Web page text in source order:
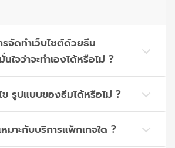
รจัดทำเว็บไซต์ด้วยธีม
ใจว่าจะทำเองได้หรือไม่ ?
รูปแบบของธีมได้หรือไม่ ?
าะกับบริการแพ็กเกจใด ?